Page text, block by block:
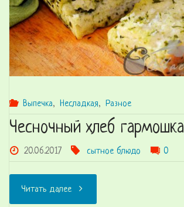
перцем"
Выпечка, Несладкая, Разное
Чесночный хлеб гармошка
20.06.2017 сытное блюдо 0
Читать далее"Чесночный